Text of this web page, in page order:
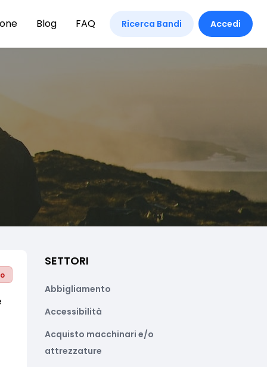
Blog FAQ Ricerca Bandi Accedi
SETTORI
Abbigliamento
Accessibilità
Acquisto macchinari e/o
attrezzature